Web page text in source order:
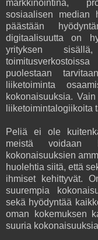
markkinointina,
sosiaalisen median
päästään
digitaalisuutta on
yrityksen
puolestaan
liiketoiminta
kokonaisuuksia.
liiketoimintalogiikoita
Peliä ei ole
meistä voidaan
kokonaisuuksien
huolehtia siitä, että
ihmiset kehittyvät.
suurempia
sekä hyödyntää
oman kokemuksen
suuria